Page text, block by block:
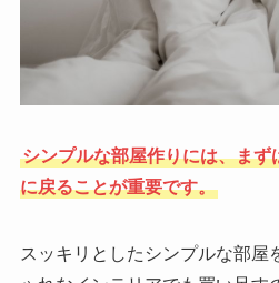
シンプルな部屋作りには、まず
に戻ることが重要です。
スッキリとしたシンプルな部屋